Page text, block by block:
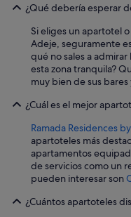
¿Qué debería esperar
Si eliges un apartotel
Adeje, seguramente
qué no sales a
esta zona tranquila?
muy bien de sus
¿Cuál es el mejor
Ramada Residences
apartoteles más
apartamentos
de servicios como un
pueden interesar son
¿Cuántos apartoteles